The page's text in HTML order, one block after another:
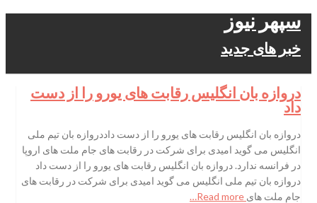
سپهر نیوز
خبر های جدید
دروازه بان انگلیس رقابت های یورو را از دست
داد
دروازه بان انگلیس رقابت های یورو را از دست داددروازه بان تیم ملی
انگلیس می گوید امیدی برای شرکت در رقابت های جام ملت های اروپا
در فرانسه ندارد. دروازه بان انگلیس رقابت های یورو را از دست داد
دروازه بان تیم ملی انگلیس می گوید امیدی برای شرکت در رقابت های
جام ملت های